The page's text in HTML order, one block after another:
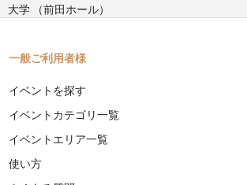
大学 （前田ホール）
一般ご利用者様
イベントを探す
イベントカテゴリ一覧
イベントエリア一覧
使い方